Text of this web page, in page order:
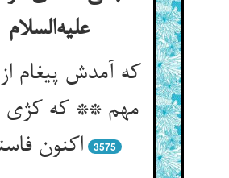
علیه‌السلام
که آمدش پیغام
مهم ** که کژی
اکنون
3575